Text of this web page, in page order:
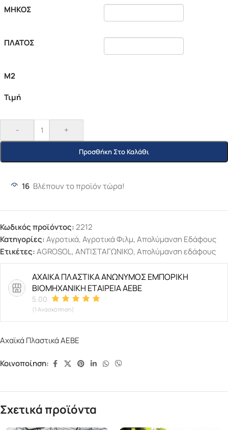
ΜΗΚΟΣ
ΠΛΑΤΟΣ
Μ2
Τιμή
- +
Προσθήκη Στο Καλάθι
16 Βλέπουν το προϊόν τώρα!
Κωδικός προϊόντος:2212
Κατηγορίες:Αγροτικά,Αγροτικά Φιλμ,Απολύμανση Εδάφους
Ετικέτες:AGROSOL,ΑΝΤΙΣΤΑΓΩΝΙΚΟ,Απολύμανση εδάφους
ΑΧΑΙΚΑ ΠΛΑΣΤΙΚΑ ΑΝΩΝΥΜΟΣ ΕΜΠΟΡΙΚΗ
ΒΙΟΜΗΧΑΝΙΚΗ ΕΤΑΙΡΕΙΑ ΑΕΒΕ
5.00
(1 Ανασκόπηση)
Αχαϊκά Πλαστικά ΑΕΒΕ
Κοινοποίηση:
Σχετικά προϊόντα